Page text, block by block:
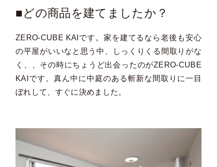
■どの商品を建てましたか？
ZERO-CUBE KAIです。家を建てるなら老後も安心
の平屋がいいなと思う中、しっくりくる間取りがな
く、、その時にちょうど出会ったのがZERO-CUBE
KAIです。真ん中に中庭のある斬新な間取りに一目
ぼれして、すぐに決めました。